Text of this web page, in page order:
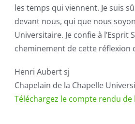
les temps qui viennent. Je suis
devant nous, qui que nous
Universitaire. Je confie à l’Esprit
cheminement de cette réflexion
Henri Aubert sj
Chapelain de la Chapelle
Téléchargez le compte rendu de